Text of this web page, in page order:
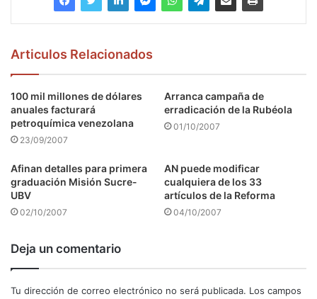
Articulos Relacionados
100 mil millones de dólares
anuales facturará
petroquímica venezolana
23/09/2007
Arranca campaña de
erradicación de la Rubéola
01/10/2007
Afinan detalles para primera
graduación Misión Sucre-
UBV
02/10/2007
AN puede modificar
cualquiera de los 33
artículos de la Reforma
04/10/2007
Deja un comentario
Tu dirección de correo electrónico no será publicada. Los campos